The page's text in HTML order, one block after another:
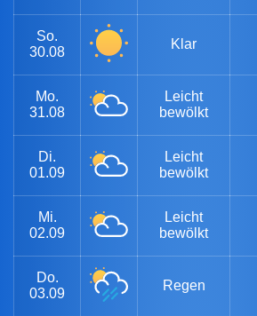
So.
30.08
Klar
Mo.
31.08
Leicht
bewölkt
Di.
01.09
Leicht
bewölkt
Mi.
02.09
Leicht
bewölkt
Do.
03.09
Regen